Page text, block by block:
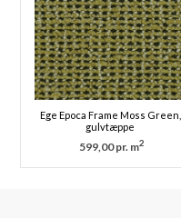
Ege Epoca Frame Moss Green,
gulvtæppe
599,00 pr. m2